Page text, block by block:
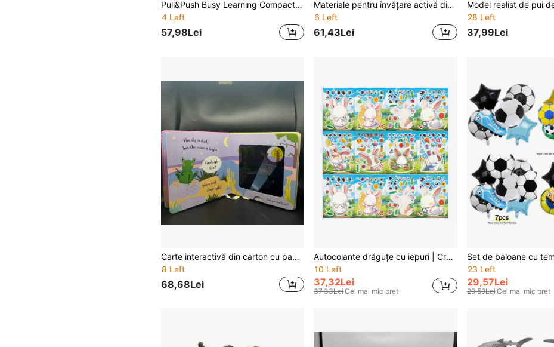
Pull&Push Busy Learning Compact, perfect pentru învățarea limbii engleze, interactiv, comic, captivant pentru cititori, cu culori vibrante și ilustrații de desene animate, cu pagini pliabile, distracție la citit, cadou de Crăciun perfect
4 Left
57,98Lei
Materiale pentru învățare activă din carton, pagini interioare pliabile, pentru citit acasă și timp de povestire, dezvoltare cognitivă și lingvistică, alegere perfectă pentru cadouri de Halloween și Crăciun, educație științifică
6 Left
61,43Lei
28 Left
37,99Lei
Carte interactivă din carton cu pagini pliabile, potrivită pentru începători acasă pentru învățarea limbii engleze, dezvoltare cognitivă și lingvistică, cadou perfect pentru Halloween și Crăciun
8 Left
68,68Lei
Autocolante drăguțe cu iepuri | Creează-ți propriul design de personaj iepure, jucărie puzzle interactivă pentru copii care ajută la dezvoltarea creierului și creativitatea - cadou perfect pentru petrecerea de Crăciun, potrivit pentru activități de grădiniță și educație preșcolară, culori mixte
10 Left
37,32Lei
37,33LeiCel mai mic pret
23 Left
29,57Lei
29,59LeiCel mai mic pret